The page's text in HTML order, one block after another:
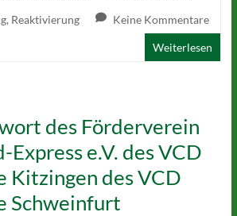
, Reaktivierung Keine Kommentare
Weiterlesen
des Förderverein
e.V. des VCD
Kitzingen des VCD
Schweinfurt